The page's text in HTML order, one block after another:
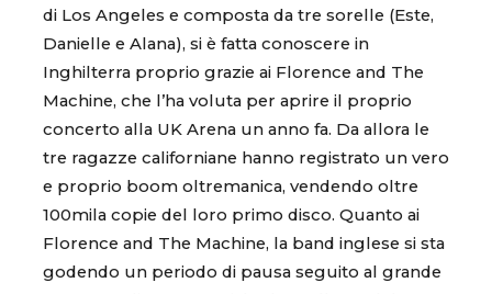
di Los Angeles e composta da tre sorelle (Este,
Danielle e Alana), si è fatta conoscere in
Inghilterra proprio grazie ai Florence and The
Machine, che l’ha voluta per aprire il proprio
concerto alla UK Arena un anno fa. Da allora le
tre ragazze californiane hanno registrato un vero
e proprio boom oltremanica, vendendo oltre
100mila copie del loro primo disco. Quanto ai
Florence and The Machine, la band inglese si sta
godendo un periodo di pausa seguito al grande